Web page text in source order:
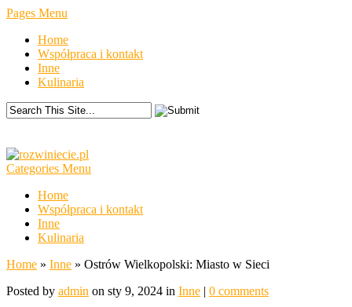
Pages Menu
Home
Współpraca i kontakt
Inne
Kulinaria
Categories Menu
Home
Współpraca i kontakt
Inne
Kulinaria
Home » Inne » Ostrów Wielkopolski: Miasto w Sieci
Posted by admin on sty 9, 2024 in Inne | 0 comments